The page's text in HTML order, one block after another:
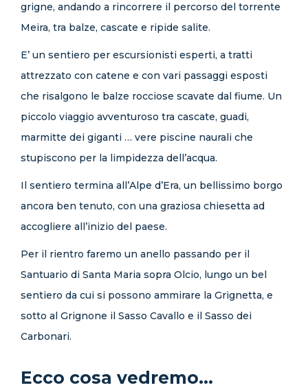
grigne, andando a rincorrere il percorso del torrente
Meira, tra balze, cascate e ripide salite.
E’ un sentiero per escursionisti esperti, a tratti
attrezzato con catene e con vari passaggi esposti
che risalgono le balze rocciose scavate dal fiume. Un
piccolo viaggio avventuroso tra cascate, guadi,
marmitte dei giganti … vere piscine naurali che
stupiscono per la limpidezza dell’acqua.
Il sentiero termina all’Alpe d’Era, un bellissimo borgo
ancora ben tenuto, con una graziosa chiesetta ad
accogliere all’inizio del paese.
Per il rientro faremo un anello passando per il
Santuario di Santa Maria sopra Olcio, lungo un bel
sentiero da cui si possono ammirare la Grignetta, e
sotto al Grignone il Sasso Cavallo e il Sasso dei
Carbonari.
Ecco cosa vedremo...